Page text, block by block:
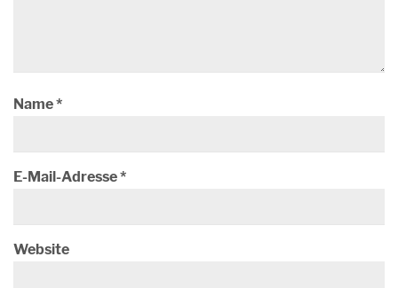
Name*
E-Mail-Adresse*
Website